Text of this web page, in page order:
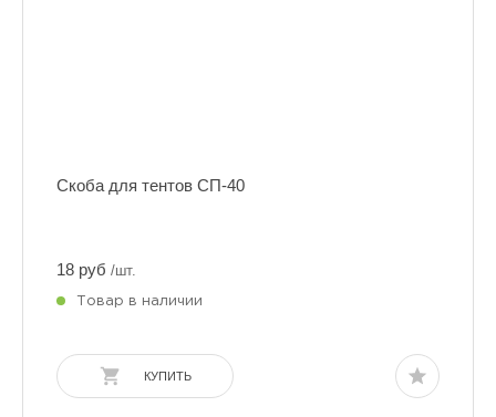
Скоба для тентов СП-40
18 руб /шт.
Товар в наличии
КУПИТЬ